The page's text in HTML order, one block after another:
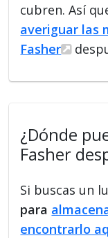
cubren. Así
averiguar las
Fasher
¿Dónde
Fasher
Si buscas un
para
encontrarlo